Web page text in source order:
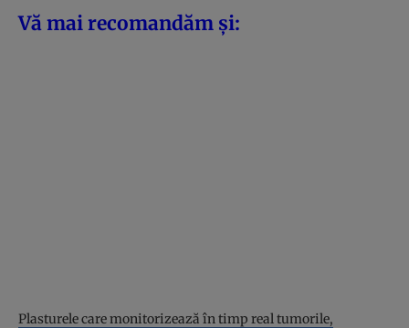
Vă mai recomandăm și:
Plasturele care monitorizează în timp real tumorile,